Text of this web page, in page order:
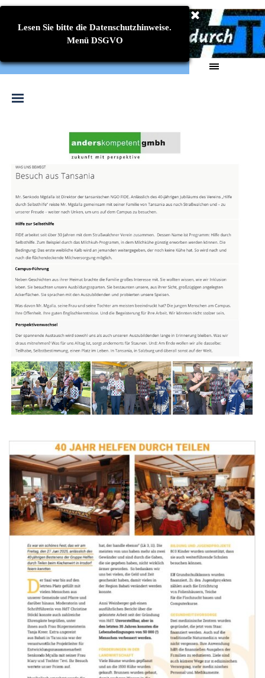
Lesen Sie bitte die Datenschutzhinweise.
Menü DSGVO
Direkt zum Seiteninhalt
Menü überspringen